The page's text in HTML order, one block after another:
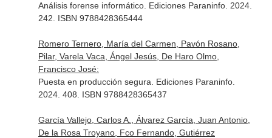
Análisis forense informático. Ediciones Paraninfo. 2024.
242. ISBN 9788428365444
Romero Ternero, María del Carmen, Pavón Rosano,
Pilar, Varela Vaca, Ángel Jesús, De Haro Olmo,
Francisco José:
Puesta en producción segura. Ediciones Paraninfo.
2024. 408. ISBN 9788428365437
García Vallejo, Carlos A., Álvarez García, Juan Antonio,
De la Rosa Troyano, Fco Fernando, Gutiérrez